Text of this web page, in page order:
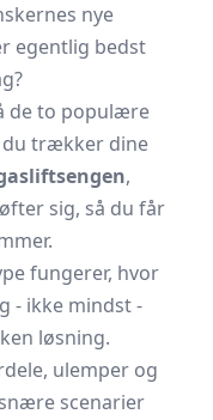
nye
egentlig bedst
de to populære
du trækker dine
,
sig, så du får
fungerer, hvor
- ikke mindst -
løsning.
ulemper og
scenarier